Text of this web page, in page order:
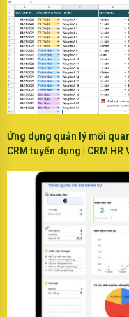
Ứng dụng quản lý mối
CRM tuyển dụng | CRM HR